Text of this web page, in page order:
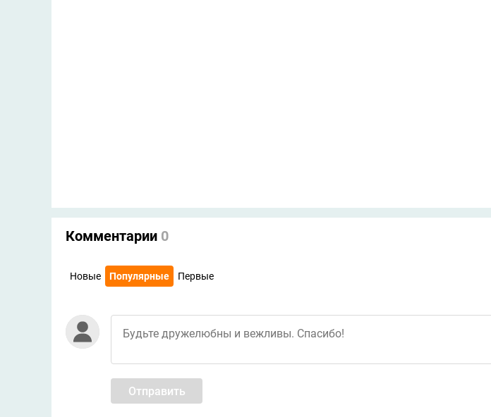
Комментарии 0
Новые Популярные Первые
Отправить